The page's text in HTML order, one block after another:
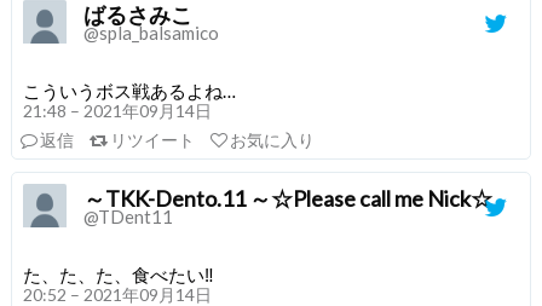
ばるさみこ
@spla_balsamico
こういうボス戦あるよね…
21:48 – 2021年09月14日
返信
リツイート お気に入り
～TKK-Dento.11 ～☆Please call me Nick☆
@TDent11
た、た、た、食べたい‼️
20:52 – 2021年09月14日